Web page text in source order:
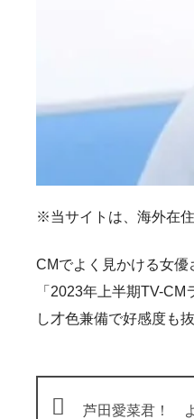
※当サイトは、海外在
CMでよく見かける女
「2023年上半期TV-
し才色兼備で好感度も
芦田愛菜君！